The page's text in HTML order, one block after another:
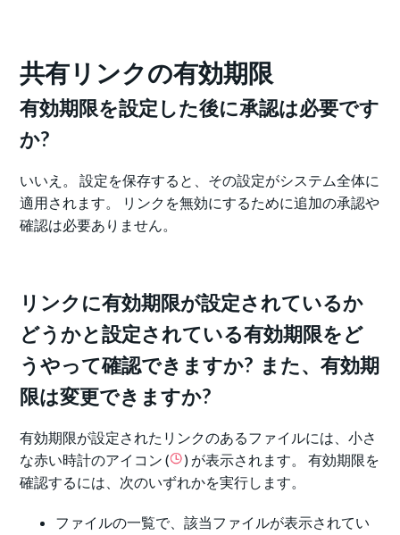
共有リンクの有効期限
有効期限を設定した後に承認は必要です
か?
いいえ。 設定を保存すると、その設定がシステム全体に
適用されます。 リンクを無効にするために追加の承認や
確認は必要ありません。
リンクに有効期限が設定されているか
どうかと設定されている有効期限をど
うやって確認できますか? また、有効期
限は変更できますか?
有効期限が設定されたリンクのあるファイルには、小さ
な赤い時計のアイコン (
) が表示されます。 有効期限を
確認するには、次のいずれかを実行します。
ファイルの一覧で、該当ファイルが表示されてい